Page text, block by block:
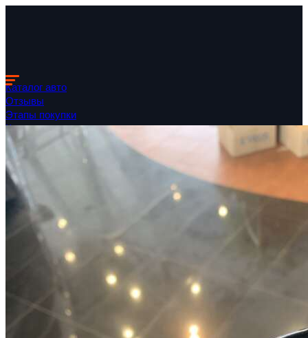
Каталог авто
Отзывы
Этапы покупки
Контакты
Магазин
Еще
Коммерческие авто
Часто задаваемые вопросы
Журнал
О компании
Наши гарантии
Видеообзоры
Авто из США